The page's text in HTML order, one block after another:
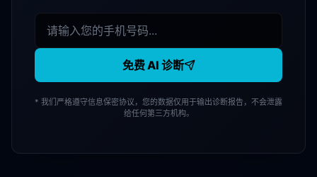
免费 AI 诊断
* 我们严格遵守信息保密协议，您的数据仅用于输出诊断报告，不会泄露
给任何第三方机构。